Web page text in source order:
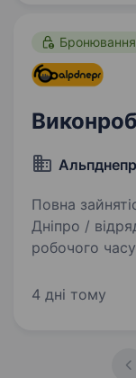
стенди —…
Бронювання
Виконроб
Альпднепр
Повна
Дніпро /
робочого часу Будівельна компанія
будівельна
4 дні тому